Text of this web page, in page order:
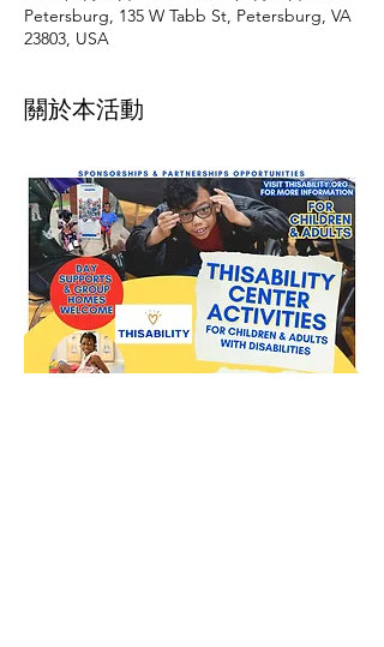
Petersburg, 135 W Tabb St, Petersburg, VA
23803, USA
關於本活動